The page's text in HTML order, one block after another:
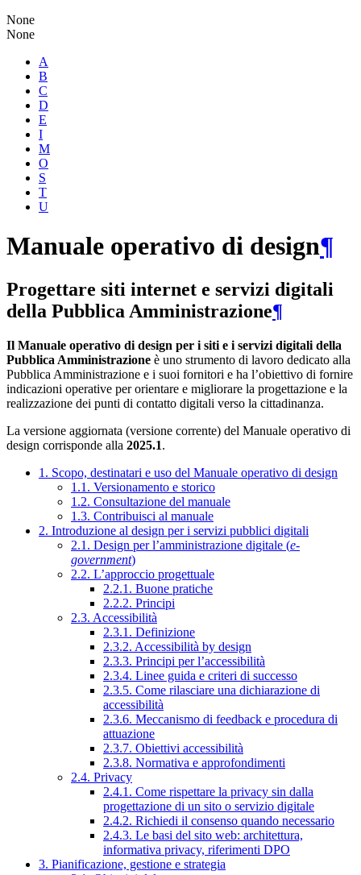
None
None
A
B
C
D
E
I
M
O
S
T
U
Manuale operativo di design¶
Progettare siti internet e servizi digitali
della Pubblica Amministrazione¶
Il Manuale operativo di design per i siti e i servizi digitali della
Pubblica Amministrazione è uno strumento di lavoro dedicato alla
Pubblica Amministrazione e i suoi fornitori e ha l’obiettivo di fornire
indicazioni operative per orientare e migliorare la progettazione e la
realizzazione dei punti di contatto digitali verso la cittadinanza.
La versione aggiornata (versione corrente) del Manuale operativo di
design corrisponde alla 2025.1.
1. Scopo, destinatari e uso del Manuale operativo di design
1.1. Versionamento e storico
1.2. Consultazione del manuale
1.3. Contribuisci al manuale
2. Introduzione al design per i servizi pubblici digitali
2.1. Design per l’amministrazione digitale (e-
government)
2.2. L’approccio progettuale
2.2.1. Buone pratiche
2.2.2. Principi
2.3. Accessibilità
2.3.1. Definizione
2.3.2. Accessibilità by design
2.3.3. Principi per l’accessibilità
2.3.4. Linee guida e criteri di successo
2.3.5. Come rilasciare una dichiarazione di
accessibilità
2.3.6. Meccanismo di feedback e procedura di
attuazione
2.3.7. Obiettivi accessibilità
2.3.8. Normativa e approfondimenti
2.4. Privacy
2.4.1. Come rispettare la privacy sin dalla
progettazione di un sito o servizio digitale
2.4.2. Richiedi il consenso quando necessario
2.4.3. Le basi del sito web: architettura,
informativa privacy, riferimenti DPO
3. Pianificazione, gestione e strategia